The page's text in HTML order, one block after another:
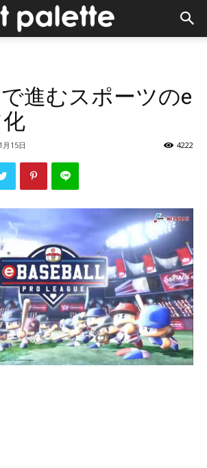
進むスポーツのe
月15日 4222